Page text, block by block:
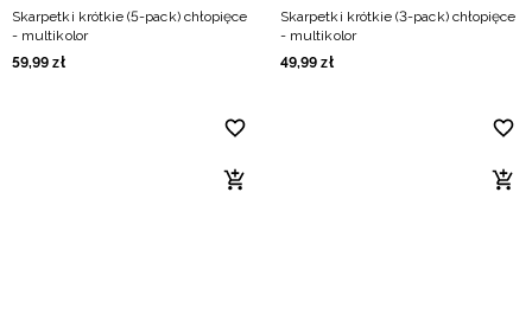
Skarpetki krótkie (5-pack) chłopięce
- multikolor
59,99 zł
Skarpetki krótkie (3-pack) chłopięce
- multikolor
49,99 zł